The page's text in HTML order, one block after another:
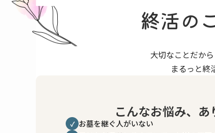
終活の​
大切なことだか
まるっと終
こんなお悩み、あ
✓ お墓を継ぐ人がいない